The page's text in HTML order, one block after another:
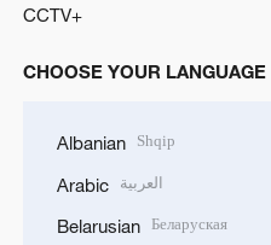
CCTV+
CHOOSE YOUR LANGUAGE
Albanian Shqip
Arabic العربية
Belarusian Беларуская